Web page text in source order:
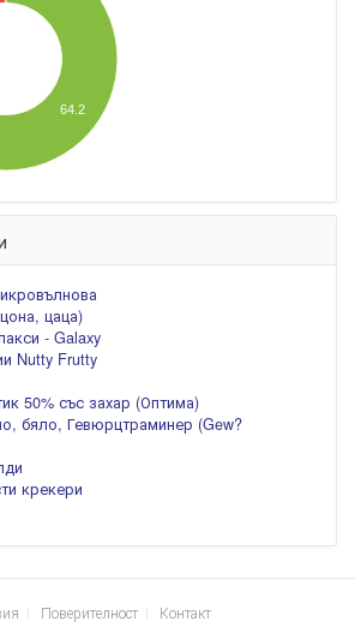
64.2
цаца)
- Galaxy
Nutty Frutty
50% със захар (Оптима)
бяло, Гевюрцтраминер (Gew?
крекери
Поверителност
Контакт